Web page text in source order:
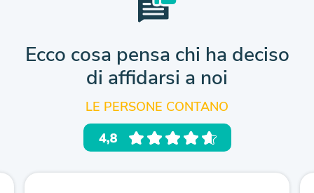
Ecco cosa pensa chi ha deciso
di affidarsi a noi
LE PERSONE CONTANO